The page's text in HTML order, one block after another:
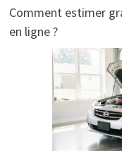
Comment estimer
en ligne ?